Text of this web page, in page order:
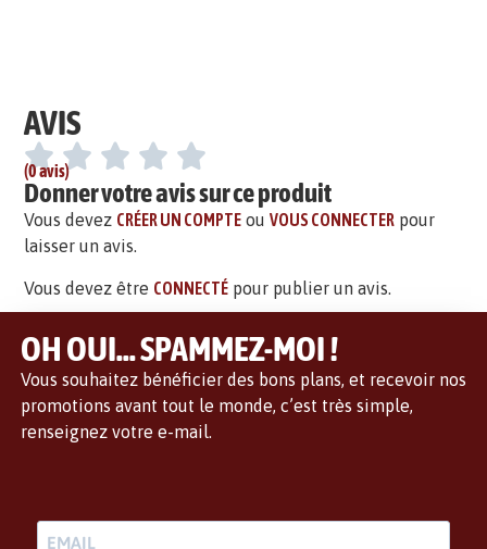
AVIS
(0 avis)
Donner votre avis sur ce produit
Vous devez CRÉER UN COMPTE ouVOUS CONNECTER pour
laisser un avis.
Vous devez être CONNECTÉ pour publier un avis.
OH OUI... SPAMMEZ-MOI !
Vous souhaitez bénéficier des bons plans, et recevoir nos
promotions avant tout le monde, c’est très simple,
renseignez votre e-mail.